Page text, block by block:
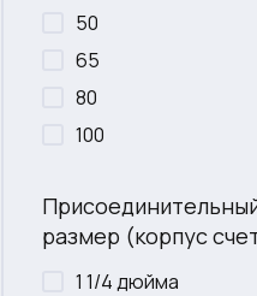
50
65
80
100
размер (корпус
1 1/4 дюйма